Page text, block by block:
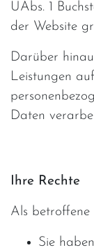
UAbs. 1
der Website
Darüber
Leistungen
Daten
Ihre Rechte
Als betroffene
Sie